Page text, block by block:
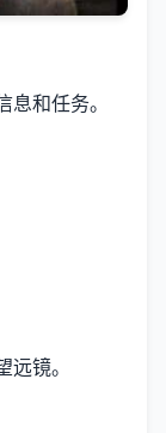
和任务。
镜。